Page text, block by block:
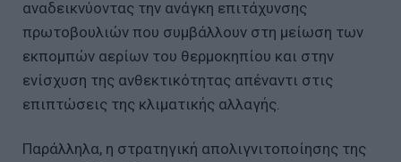
αναδεικνύοντας την ανάγκη επιτάχυνσης
πρωτοβουλιών που συμβάλλουν στη μείωση των
εκπομπών αερίων του θερμοκηπίου και στην
ενίσχυση της ανθεκτικότητας απέναντι στις
επιπτώσεις της κλιματικής αλλαγής.
Παράλληλα, η στρατηγική απολιγνιτοποίησης της